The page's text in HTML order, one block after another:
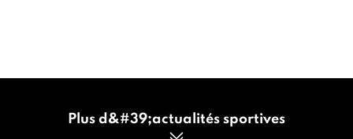
Plus d&#39;actualités sportives